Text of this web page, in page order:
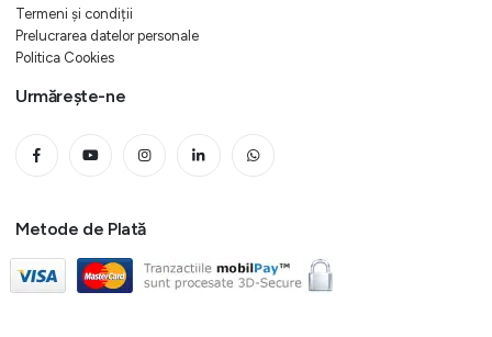
Termeni și condiții
Prelucrarea datelor personale
Politica Cookies
Urmărește-ne
Metode de Plată